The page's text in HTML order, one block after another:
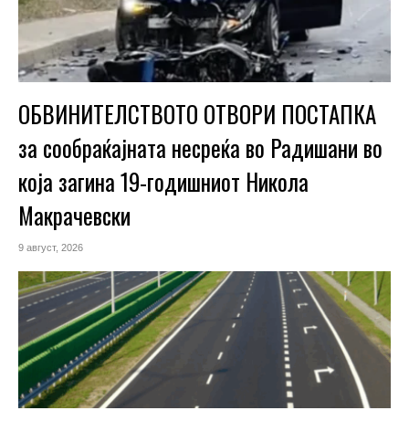
ОБВИНИТЕЛСТВОТО ОТВОРИ ПОСТАПКА
за сообраќајната несреќа во Радишани во
која загина 19-годишниот Никола
Макрачевски
9 август, 2026